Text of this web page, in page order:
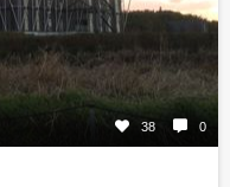
38 0